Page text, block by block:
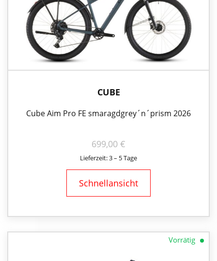
CUBE
Cube Aim Pro FE smaragdgrey´n´prism 2026
699,00 €
Lieferzeit: 3 – 5 Tage
Schnellansicht
Vorrätig